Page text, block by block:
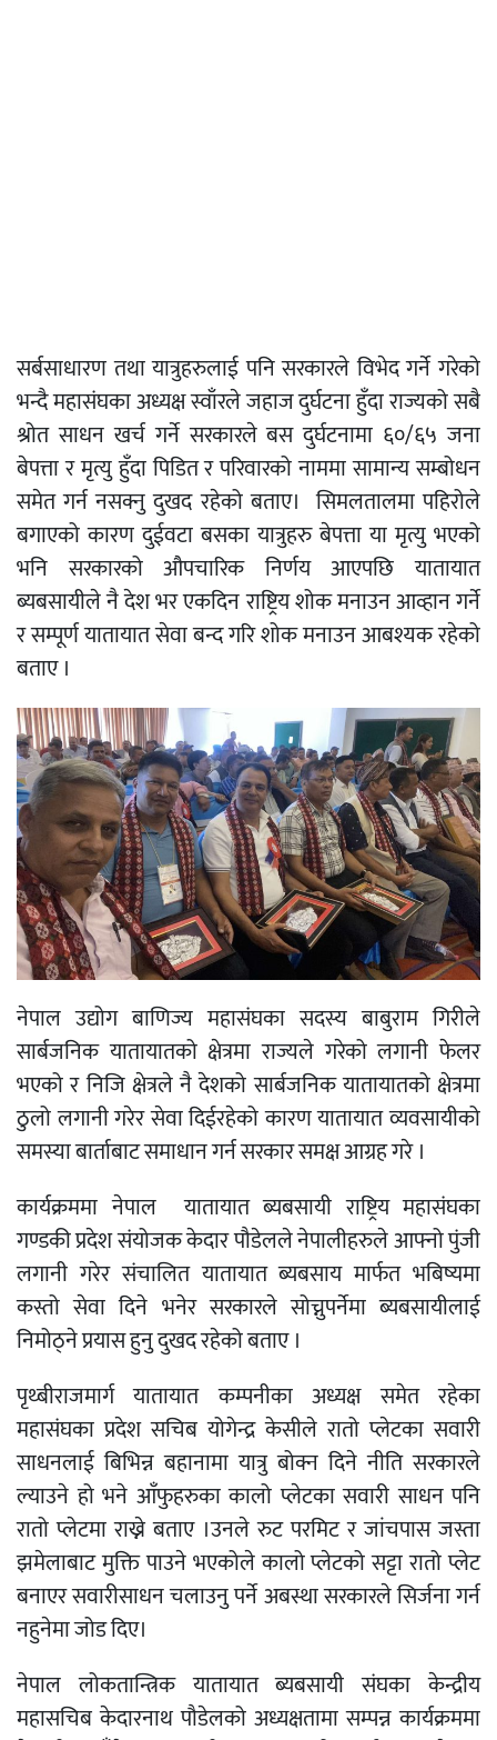
सर्बसाधारण तथा यात्रुहरुलाई पनि सरकारले विभेद गर्ने गरेको
भन्दै महासंघका अध्यक्ष स्वाँरले जहाज दुर्घटना हुँदा राज्यको सबै
श्रोत साधन खर्च गर्ने सरकारले बस दुर्घटनामा ६०/६५ जना
बेपत्ता र मृत्यु हुँदा पिडित र परिवारको नाममा सामान्य सम्बोधन
समेत गर्न नसक्नु दुखद रहेको बताए। सिमलतालमा पहिरोले
बगाएको कारण दुईवटा बसका यात्रुहरु बेपत्ता या मृत्यु भएको
भनि सरकारको औपचारिक निर्णय आएपछि यातायात
ब्यबसायीले नै देश भर एकदिन राष्ट्रिय शोक मनाउन आव्हान गर्ने
र सम्पूर्ण यातायात सेवा बन्द गरि शोक मनाउन आबश्यक रहेको
बताए ।
नेपाल उद्योग बाणिज्य महासंघका सदस्य बाबुराम गिरीले
सार्बजनिक यातायातको क्षेत्रमा राज्यले गरेको लगानी फेलर
भएको र निजि क्षेत्रले नै देशको सार्बजनिक यातायातको क्षेत्रमा
ठुलो लगानी गरेर सेवा दिईरहेको कारण यातायात व्यवसायीको
समस्या बार्ताबाट समाधान गर्न सरकार समक्ष आग्रह गरे ।
कार्यक्रममा नेपाल यातायात ब्यबसायी राष्ट्रिय महासंघका
गण्डकी प्रदेश संयोजक केदार पौडेलले नेपालीहरुले आफ्नो पुंजी
लगानी गरेर संचालित यातायात ब्यबसाय मार्फत भबिष्यमा
कस्तो सेवा दिने भनेर सरकारले सोच्नुपर्नेमा ब्यबसायीलाई
निमोठ्ने प्रयास हुनु दुखद रहेको बताए ।
पृथ्बीराजमार्ग यातायात कम्पनीका अध्यक्ष समेत रहेका
महासंघका प्रदेश सचिब योगेन्द्र केसीले रातो प्लेटका सवारी
साधनलाई बिभिन्न बहानामा यात्रु बोक्न दिने नीति सरकारले
ल्याउने हो भने आँफुहरुका कालो प्लेटका सवारी साधन पनि
रातो प्लेटमा राख्ने बताए ।उनले रुट परमिट र जांचपास जस्ता
झमेलाबाट मुक्ति पाउने भएकोले कालो प्लेटको सट्टा रातो प्लेट
बनाएर सवारीसाधन चलाउनु पर्ने अबस्था सरकारले सिर्जना गर्न
नहुनेमा जोड दिए।
नेपाल लोकतान्त्रिक यातायात ब्यबसायी संघका केन्द्रीय
महासचिब केदारनाथ पौडेलको अध्यक्षतामा सम्पन्न कार्यक्रममा